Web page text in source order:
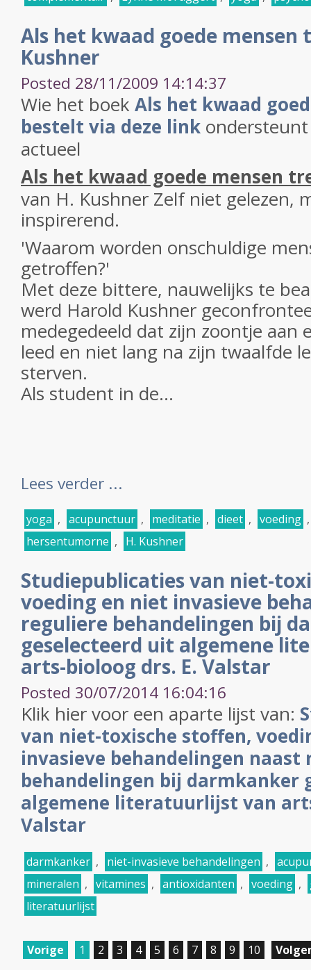
Als het kwaad goede
Kushner
Posted 28/11/2009 14:14:37
Wie het boek Als het kwaad
bestelt via deze link
actueel
Als het kwaad goede mensen
van H. Kushner Zelf niet gelezen,
inspirerend.
'Waarom worden onschuldige
getroffen?'
Met deze bittere, nauwelijks te
werd Harold Kushner
medegedeeld dat zijn zoontje aan
leed en niet lang na zijn twaalfde
sterven.
Als student in de...
Lees verder ...
yoga , acupunctuur , meditatie , dieet , voeding
hersentumorne , H. Kushner
Studiepublicaties van niet-
voeding en niet invasieve
reguliere behandelingen bij
geselecteerd uit algemene
arts-bioloog drs. E. Valstar
Posted 30/07/2014 16:04:16
Klik hier voor een aparte lijst van:
van niet-toxische stoffen,
invasieve behandelingen naast
behandelingen bij darmkanker
algemene literatuurlijst van
Valstar
darmkanker , niet-invasieve behandelingen ,
mineralen , vitamines , antioxidanten , voeding ,
literatuurlijst
Vorige 1 2 3 4 5 6 7 8 9 10